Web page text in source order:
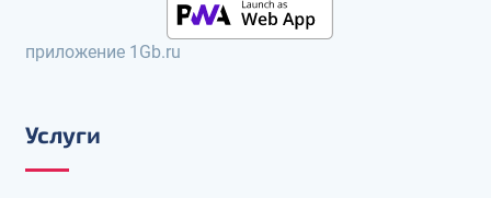
приложение 1Gb.ru
Услуги